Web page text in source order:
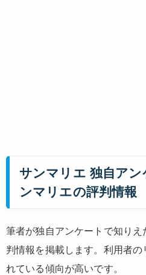
サンマリエ 独自ア
ンマリエの評判情報
筆者が独自アンケートで知り
判情報を掲載します。利用者
れている傾向が高いです。